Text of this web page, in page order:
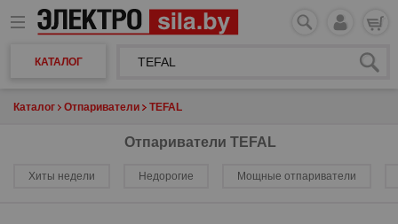
КАТАЛОГ
Каталог Отпариватели TEFAL
Отпариватели TEFAL
Хиты недели Недорогие Мощные отпариватели